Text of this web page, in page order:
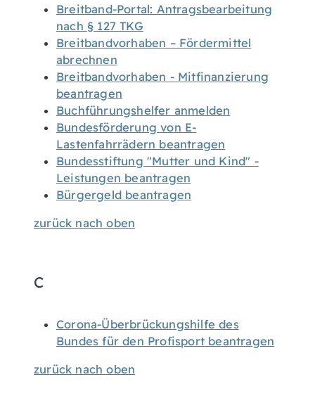
Breitband-Portal: Antragsbearbeitung
nach § 127 TKG
Breitbandvorhaben – Fördermittel
abrechnen
Breitbandvorhaben - Mitfinanzierung
beantragen
Buchführungshelfer anmelden
Bundesförderung von E-
Lastenfahrrädern beantragen
Bundesstiftung "Mutter und Kind" -
Leistungen beantragen
Bürgergeld beantragen
zurück nach oben
C
Corona-Überbrückungshilfe des
Bundes für den Profisport beantragen
zurück nach oben